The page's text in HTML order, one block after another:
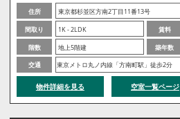
住所
東京都杉並区方南2丁目11番13号
間取り
1K - 2LDK 賃料
階数
地上5階建 築年数
交通
東京メトロ丸ノ内線「方南町駅」徒歩2分
物件詳細を見る 空室一覧ページ